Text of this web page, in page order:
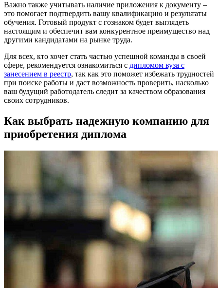
Важно также учитывать наличие приложения к документу –
это помогает подтвердить вашу квалификацию и результаты
обучения. Готовый продукт с гознаком будет выглядеть
настоящим и обеспечит вам конкурентное преимущество над
другими кандидатами на рынке труда.
Для всех, кто хочет стать частью успешной команды в своей
сфере, рекомендуется ознакомиться с дипломом вуза с
занесением в реестр, так как это поможет избежать трудностей
при поиске работы и даст возможность проверить, насколько
ваш будущий работодатель следит за качеством образования
своих сотрудников.
Как выбрать надежную компанию для
приобретения диплома